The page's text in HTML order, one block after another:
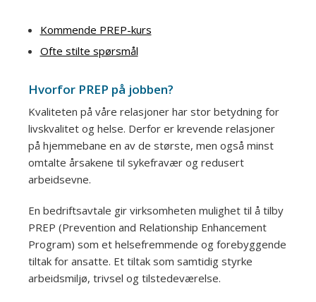
Kommende PREP-kurs
Ofte stilte spørsmål
Hvorfor PREP på jobben?
Kvaliteten på våre relasjoner har stor betydning for
livskvalitet og helse. Derfor er krevende relasjoner
på hjemmebane en av de største, men også minst
omtalte årsakene til sykefravær og redusert
arbeidsevne.
En bedriftsavtale gir virksomheten mulighet til å tilby
PREP (Prevention and Relationship Enhancement
Program) som et helsefremmende og forebyggende
tiltak for ansatte. Et tiltak som samtidig styrke
arbeidsmiljø, trivsel og tilstedeværelse.